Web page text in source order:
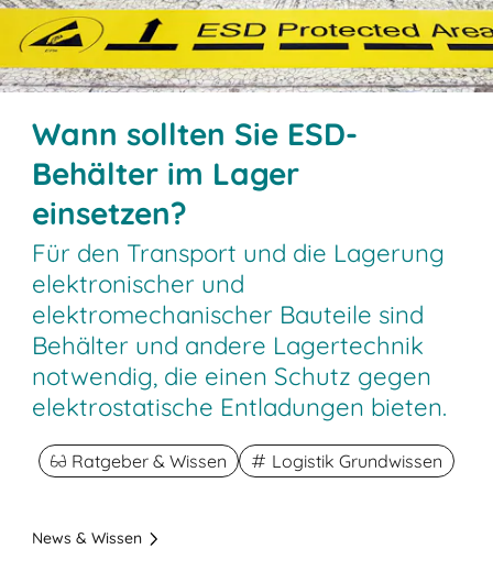
Wann sollten Sie ESD-
Behälter im Lager
einsetzen?
Für den Transport und die Lagerung
elektronischer und
elektromechanischer Bauteile sind
Behälter und andere Lagertechnik
notwendig, die einen Schutz gegen
elektrostatische Entladungen bieten.
Ratgeber & Wissen Logistik Grundwissen
News & Wissen